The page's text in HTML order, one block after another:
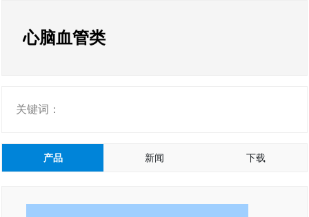
心脑血管类
关键词：
产品 新闻 下载